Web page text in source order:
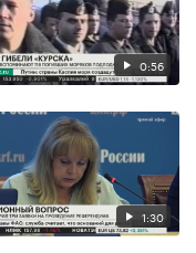
0:56
1:30